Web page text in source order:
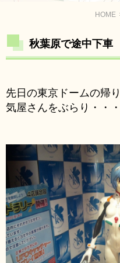
HOME
秋葉原で途中下車
先日の東京ドームの帰
気屋さんをぶらり・・・